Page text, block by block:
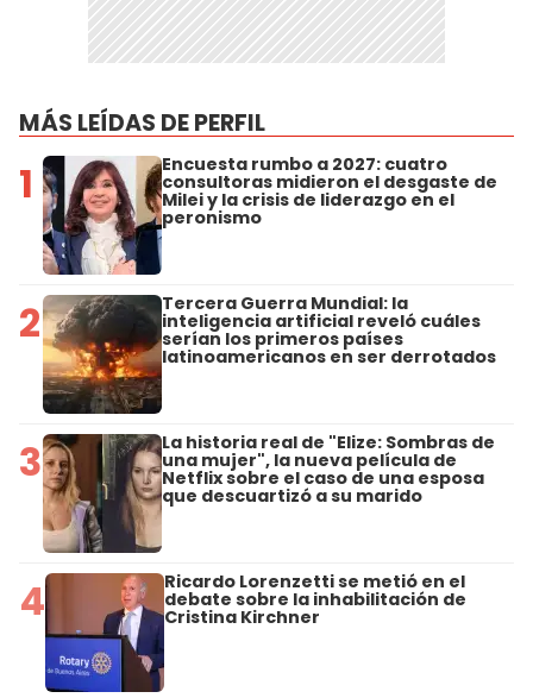
MÁS LEÍDAS DE PERFIL
1 Encuesta rumbo a 2027: cuatro
consultoras midieron el desgaste de
Milei y la crisis de liderazgo en el
peronismo
2 Tercera Guerra Mundial: la
inteligencia artificial reveló cuáles
serían los primeros países
latinoamericanos en ser derrotados
3 La historia real de "Elize: Sombras de
una mujer", la nueva película de
Netflix sobre el caso de una esposa
que descuartizó a su marido
4 Ricardo Lorenzetti se metió en el
debate sobre la inhabilitación de
Cristina Kirchner